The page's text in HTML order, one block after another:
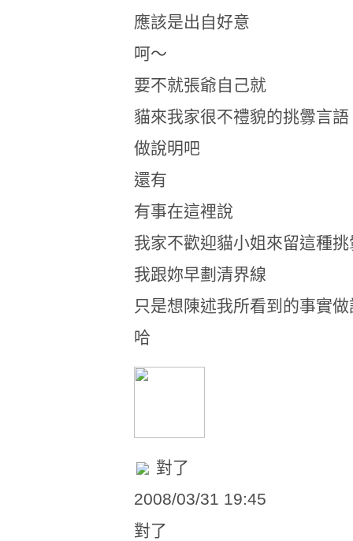
應該是出自好意
呵～
要不就張爺自己就
貓來我家很不禮貌的挑釁言語
做說明吧
還有
有事在這裡說
我家不歡迎貓小姐來留這種
我跟妳早劃清界線
只是想陳述我所看到的事實
哈
對了
2008/03/31 19:45
對了